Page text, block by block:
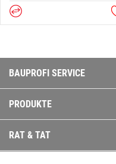
BAUPROFI SERVICE
PRODUKTE
RAT & TAT